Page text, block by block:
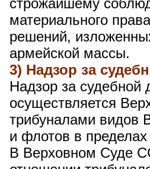
строжайшему
материального
решений,
армейской массы.
3) Надзор за
Надзор за судебной
осуществляется
трибуналами видов
и флотов в
В Верховном Суде